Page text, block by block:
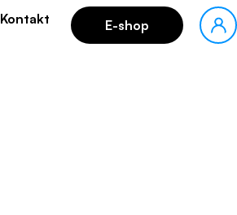
Kontakt E-shop